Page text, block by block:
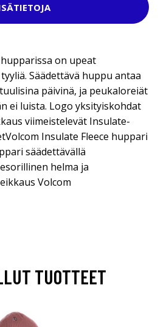
on upeat
Säädettävä huppu antaa
päivinä, ja peukaloreiät
ei luista. Logo yksityiskohdat
viimeistelevät Insulate-
Insulate Fleece huppari
säädettävällä
helma ja
Volcom
TUOTTEET